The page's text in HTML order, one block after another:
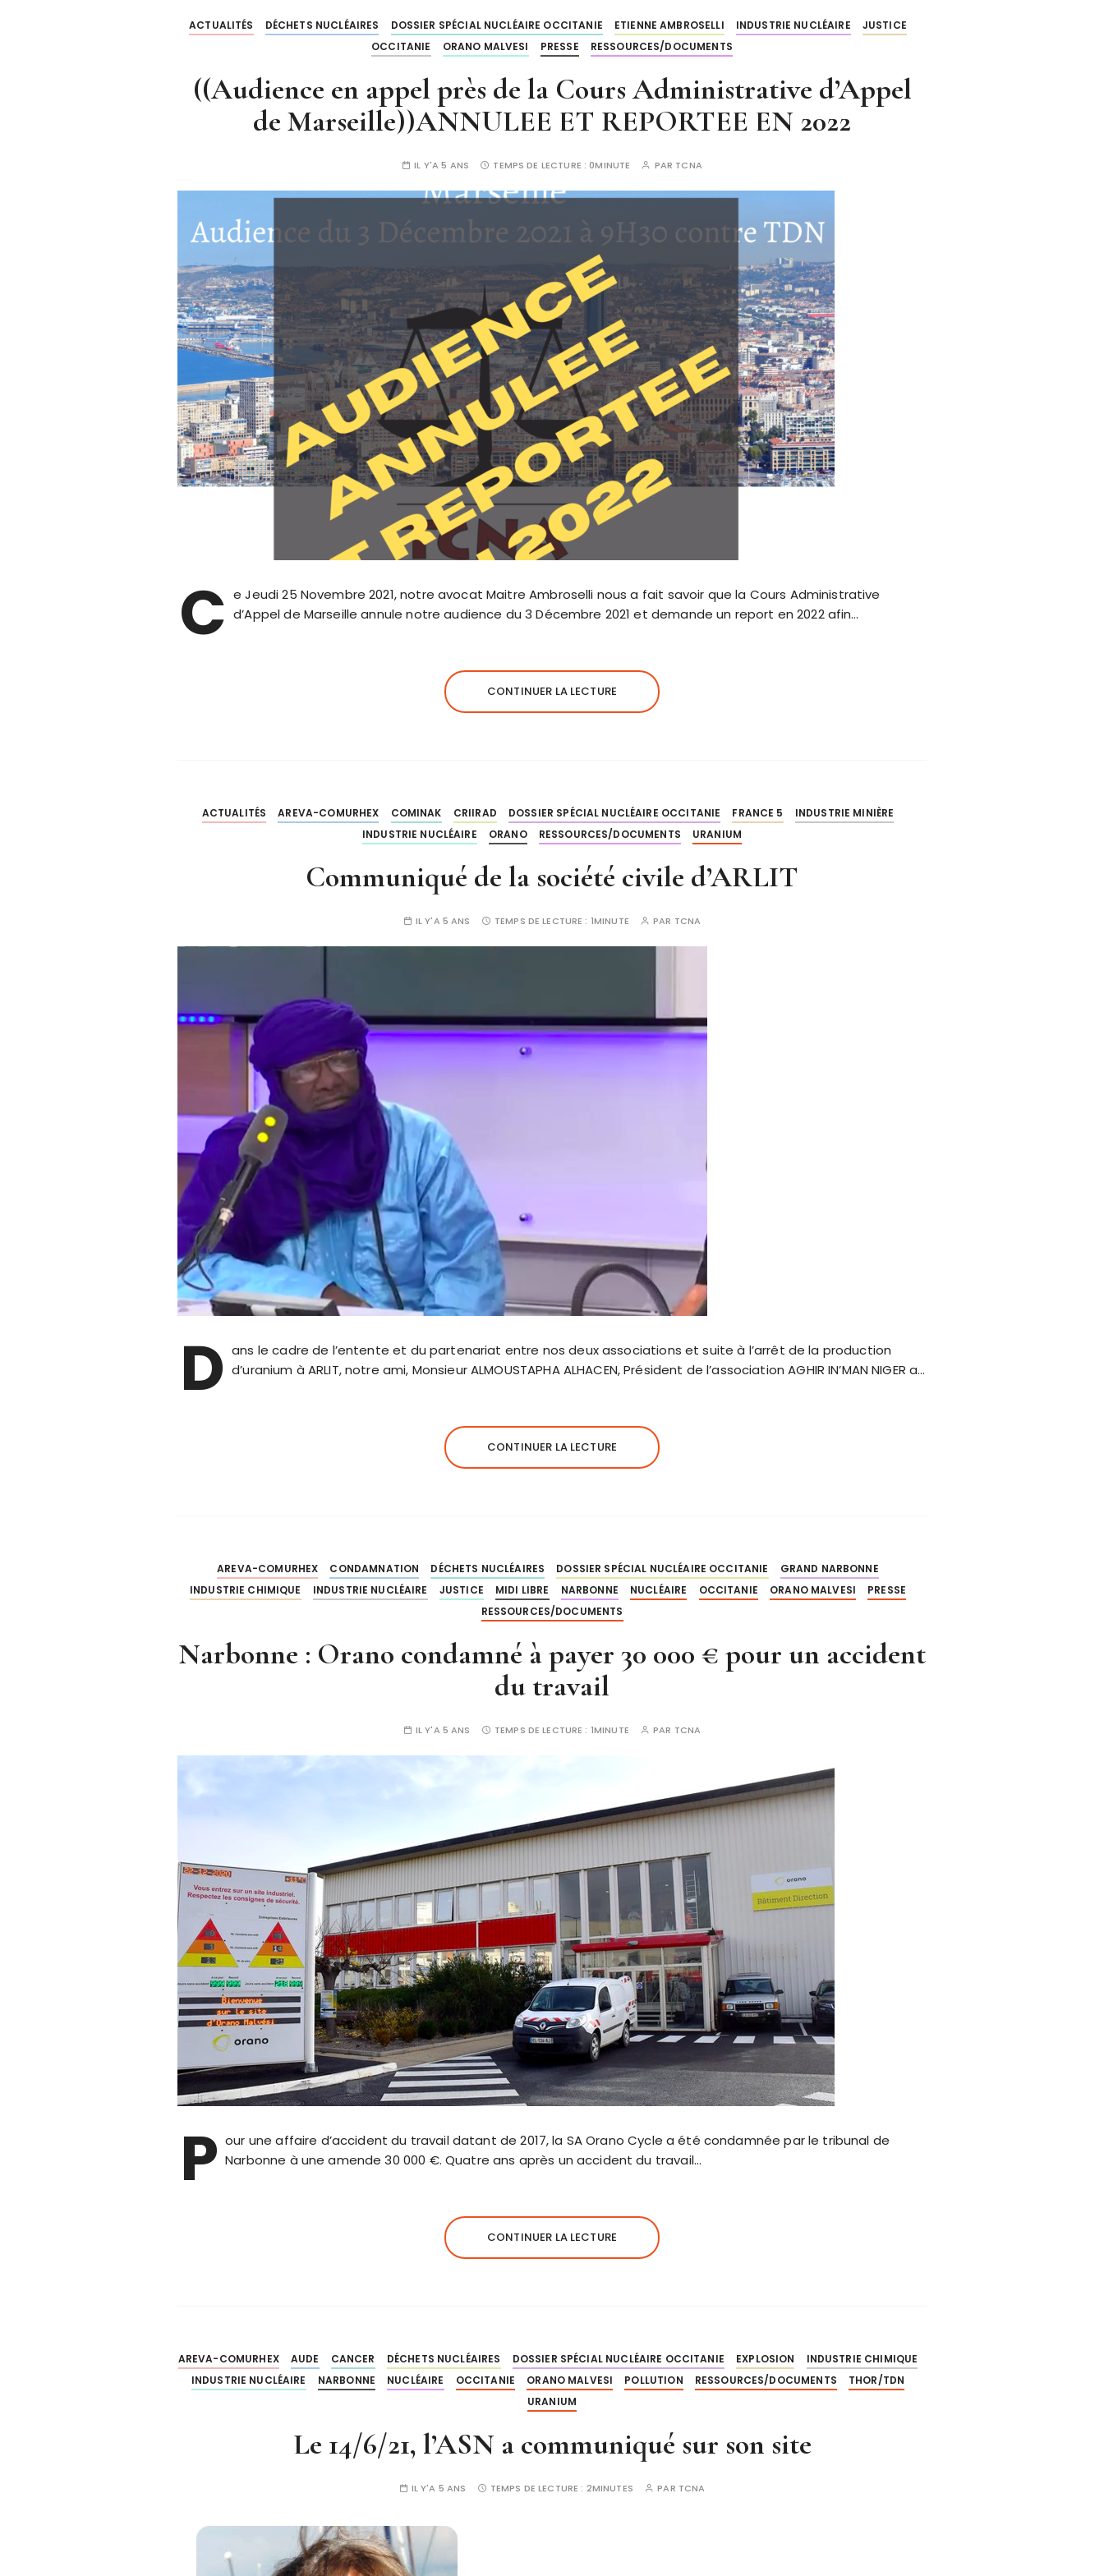
ACTUALITÉS DÉCHETS NUCLÉAIRES DOSSIER SPÉCIAL NUCLÉAIRE OCCITANIE ETIENNE AMBROSELLI INDUSTRIE NUCLÉAIRE
JUSTICE
OCCITANIE
ORANO MALVESI PRESSE RESSOURCES/DOCUMENTS
((Audience en appel près de la Cours Administrative d’Appel
de Marseille))ANNULEE ET REPORTEE EN 2022
IL Y'A 5 ANS TEMPS DE LECTURE : 0MINUTE PAR TCNA
C e Jeudi 25 Novembre 2021, notre avocat Maitre Ambroselli nous a fait savoir que la Cours Administrative
d’Appel de Marseille annule notre audience du 3 Décembre 2021 et demande un report en 2022 afin…
CONTINUER LA LECTURE
ACTUALITÉS AREVA-COMURHEX COMINAK CRIIRAD DOSSIER SPÉCIAL NUCLÉAIRE OCCITANIE FRANCE 5
INDUSTRIE MINIÈRE
INDUSTRIE NUCLÉAIRE
ORANO RESSOURCES/DOCUMENTS URANIUM
Communiqué de la société civile d’ARLIT
IL Y'A 5 ANS TEMPS DE LECTURE : 1MINUTE PAR TCNA
D ans le cadre de l’entente et du partenariat entre nos deux associations et suite à l’arrêt de la production
d’uranium à ARLIT, notre ami, Monsieur ALMOUSTAPHA ALHACEN, Président de l’association AGHIR IN’MAN NIGER a…
CONTINUER LA LECTURE
AREVA-COMURHEX CONDAMNATION DÉCHETS NUCLÉAIRES DOSSIER SPÉCIAL NUCLÉAIRE OCCITANIE
GRAND NARBONNE
INDUSTRIE CHIMIQUE
INDUSTRIE NUCLÉAIRE JUSTICE MIDI LIBRE NARBONNE NUCLÉAIRE OCCITANIE ORANO MALVESI
PRESSE
RESSOURCES/DOCUMENTS
Narbonne : Orano condamné à payer 30 000 € pour un accident
du travail
IL Y'A 5 ANS TEMPS DE LECTURE : 1MINUTE PAR TCNA
P our une affaire d’accident du travail datant de 2017, la SA Orano Cycle a été condamnée par le tribunal de
Narbonne à une amende 30 000 €. Quatre ans après un accident du travail…
CONTINUER LA LECTURE
AREVA-COMURHEX AUDE CANCER DÉCHETS NUCLÉAIRES DOSSIER SPÉCIAL NUCLÉAIRE OCCITANIE EXPLOSION
INDUSTRIE CHIMIQUE
INDUSTRIE NUCLÉAIRE
NARBONNE NUCLÉAIRE OCCITANIE ORANO MALVESI POLLUTION RESSOURCES/DOCUMENTS
THOR/TDN
URANIUM
Le 14/6/21, l’ASN a communiqué sur son site
IL Y'A 5 ANS TEMPS DE LECTURE : 2MINUTES PAR TCNA